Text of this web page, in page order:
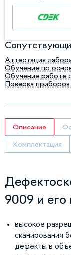
Аттестация
Обучение по
Обучение работе
Поверка
Описание
Комплектация
9009 и его
высокое
сканирования
дефекты в